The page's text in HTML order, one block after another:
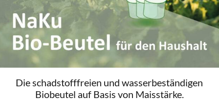
Die schadstofffreien und wasserbeständigen
Biobeutel auf Basis von Maisstärke.